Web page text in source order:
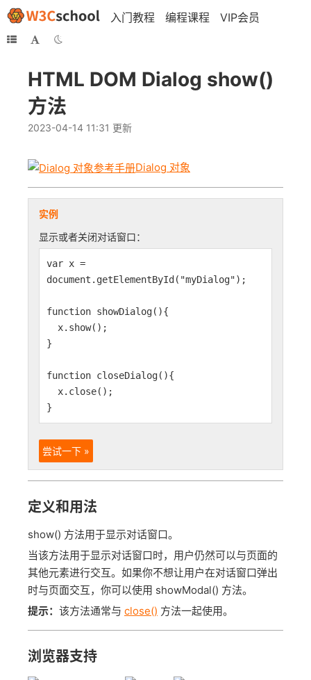
入门教程 编程课程 VIP会员
HTML DOM Dialog show()
方法
2023-04-14 11:31 更新
Dialog 对象
实例
显示或者关闭对话窗口：
var x =
document.getElementById("myDialog");
function showDialog(){
x.show();
}
function closeDialog(){
x.close();
}
尝试一下 »
定义和用法
show() 方法用于显示对话窗口。
当该方法用于显示对话窗口时，用户仍然可以与页面的
其他元素进行交互。如果你不想让用户在对话窗口弹出
时与页面交互，你可以使用 showModal() 方法。
提示： 该方法通常与 close() 方法一起使用。
浏览器支持